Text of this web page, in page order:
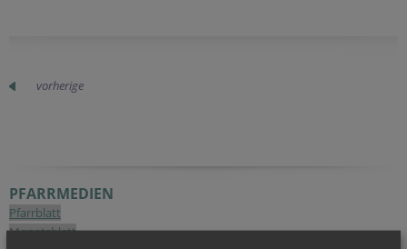
vorherige
PFARRMEDIEN
Pfarrblatt
Monatsblatt